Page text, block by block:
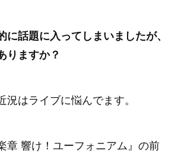
話題に入ってしまいましたが、
りますか？
はライブに悩んでます。
響け！ユーフォニアム』の前